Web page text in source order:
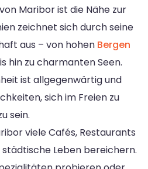
Maribor ist die Nähe zur
zeichnet sich durch seine
aus – von hohen Bergen
hin zu charmanten Seen.
ist allgegenwärtig und
sich im Freien zu
sein.
viele Cafés, Restaurants
Leben bereichern.